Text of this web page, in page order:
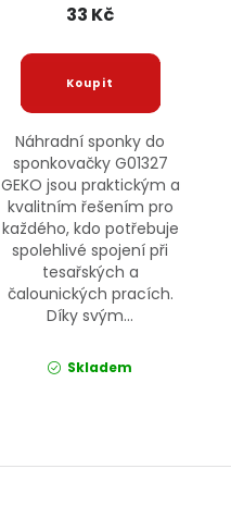
33 Kč
Náhradní sponky do
sponkovačky G01327
GEKO jsou praktickým a
kvalitním řešením pro
každého, kdo potřebuje
spolehlivé spojení při
tesařských a
čalounických pracích.
Díky svým...
Skladem